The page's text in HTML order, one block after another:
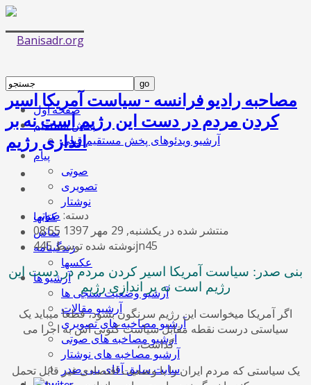
صفحه اول
پخش مستقیم
آرشیو ویدئوهای پخش مستقیم قبلی
پیام
صوتی
تصویری
نوشتار
کتابها
تماس
زندگینامه
عکسها
آرشیو ها
آرشیو وضعیت سنجی ها
آرشیو مقالات
آرشیو مصاخبه های تصویری
آرشیو مصاخبه های صوتی
آرشیو مصاخبه های نوشتار
سایت سابق آقای بنی صدر
مصاحبه رادیو فرانسه - سیاست آمریکا اسیر
کردن مردم در دست این رژیم است نه بر
اندازی رژیم
دسته: صوتی
منتشر شده در یکشنبه, 29 مهر 1397 08:55
نوشته شده توسط 445jn45
بنی صدر: سیاست آمریکا اسیر کردن مردم در دست این
رژیم است نه بر اندازی رژیم
اگر آمریکا میخواست این رژیم سرنگون بشود، قطعا میباید یک
سیاستی درست نقطه مقابل سیاست کنونی اش به اجرا می
گذاشت،
یک سیاستی که مردم ایران را با وضعیت اقتصادی غیر قابل تحمل